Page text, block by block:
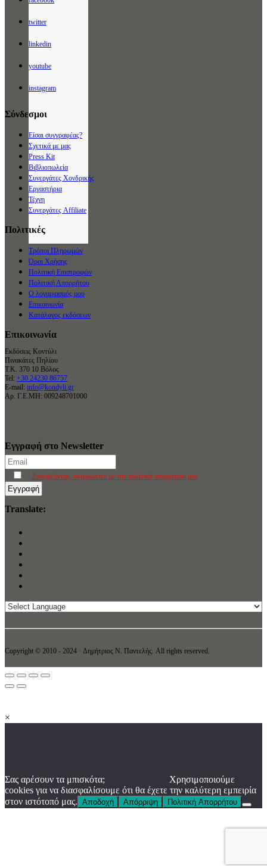
twitter
linkedin
youtube
instagram
Σύνδεσμοι
Είσαι συγγραφέας?
Σχετικά με μας
Press Kit
Βιβλιοπωλεία
Συνεργάτες Χονδρικής
Εργαστήρια
Τέχνη
Συνεργάτες Affiliate
Πολιτικές
Τρόποι Πληρωμών
Όροι Χρήσης
Πολιτική Επιστροφών
Πολιτική Απορρήτου
Ο λογαριασμός μου
Επικοινωνία
Κατάλογος εκδόσεων
Επικοινωνία
Εκδόσεις Κοντύλι
Πινακάτες Πηλίου
Τ.Κ. 370 10 Βόλος
Tel: +30 24230 86757
E-mail: info@kondyli.gr
Αρ. Γ.Ε.ΜΗ: 009248701000
Εγγραφή στο Newsletter
Συνεχίζοντας, συμφωνείτε με την πολιτική απορρήτου μας
Translate:
Copyright © 2010 - 2024 · Δημήτριος N. Παντελής. All rights reserved.
×
Σας αρέσουν τα μπισκότα;
Χρησιμοποιούμε
cookies για να διασφαλίσουμε ότι θα έχετε την καλύτερη εμπειρία
στον ιστότοπό μας. Αποδοχή Απόρριψη Πολιτική Απορρήτου